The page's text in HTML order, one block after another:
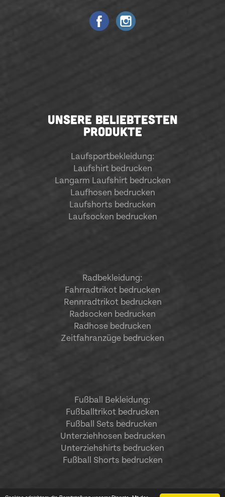
UNSERE BELIEBTESTEN
PRODUKTE
Laufsportbekleidung:
Laufshirt bedrucken
Langarm Laufshirt bedrucken
Laufhosen bedrucken
Laufshorts bedrucken
Laufsocken bedrucken
Radbekleidung:
Fahrradtrikot bedrucken
Rennradtrikot bedrucken
Radsocken bedrucken
Radhose bedrucken
Zeitfahranzüge bedrucken
Fußball Bekleidung:
Fußballtrikot bedrucken
Fußball Sets bedrucken
Unterziehhosen bedrucken
Unterziehshirts bedrucken
Fußball Shorts bedrucken